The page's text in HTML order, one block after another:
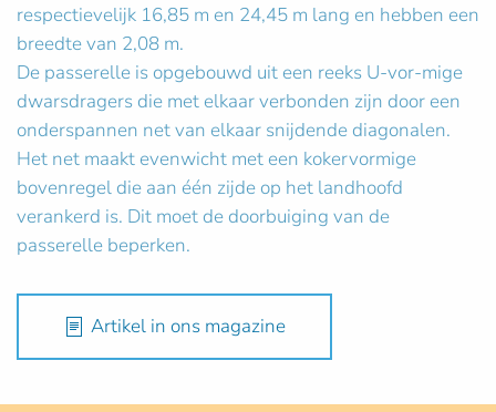
respectievelijk 16,85 m en 24,45 m lang en hebben een
breedte van 2,08 m.
De passerelle is opgebouwd uit een reeks U-vor-mige
dwarsdragers die met elkaar verbonden zijn door een
onderspannen net van elkaar snijdende diagonalen.
Het net maakt evenwicht met een kokervormige
bovenregel die aan één zijde op het landhoofd
verankerd is. Dit moet de doorbuiging van de
passerelle beperken.
Artikel in ons magazine